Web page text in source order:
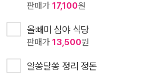
판매가 17,100원
올빼미 심야 식당
판매가 13,500원
알쏭달쏭 정리 정돈